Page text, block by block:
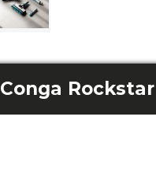
Conga